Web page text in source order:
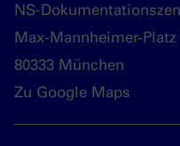
NS-
Max-Mannheimer-Platz
80333 München
Zu Google Maps